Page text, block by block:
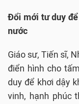
Đổi mới tư duy
nước
Giáo sư, Tiến sĩ,
điển hình cho
duy để khơi dậy
vinh, hạnh phúc